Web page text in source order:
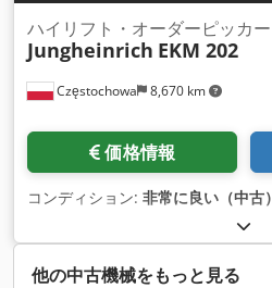
Częstochowa 8,670 km
ハイリフト・オーダーピッカー
Jungheinrich EKM 202
価格情報
コンディション: 非常に良い（中古）
他の中古機械をもっと見る